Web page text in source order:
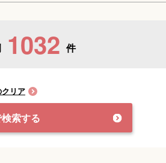
1032 件
クリア
索する